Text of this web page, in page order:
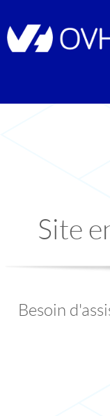
Site
Besoin